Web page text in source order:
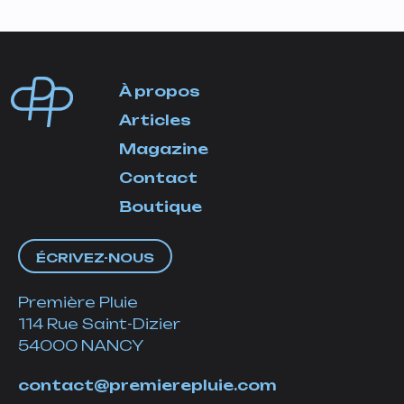
À propos
Articles
Magazine
Contact
Boutique
ÉCRIVEZ-NOUS
Première Pluie
114 Rue Saint-Dizier
54000 NANCY
contact@premierepluie.com